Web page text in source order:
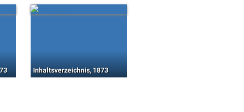
Inhaltsverzeichnis, 1873